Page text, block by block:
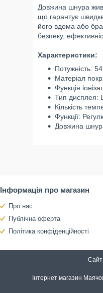
Довжина шнура
що гарантує
його вдома або
безпеку,
Характеристики:
Потужність:
Матеріал
Функція
Тип дисплея:
Кількість
Функції:
Довжина
Інформація про магазин
Про нас
Публічна оферта
Політика конфіденційності
Сайт